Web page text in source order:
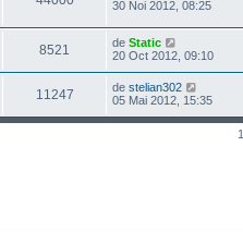
30 Noi 2012, 08:25
8521 de Static
20 Oct 2012, 09:10
11247 de stelian302
05 Mai 2012, 15:35